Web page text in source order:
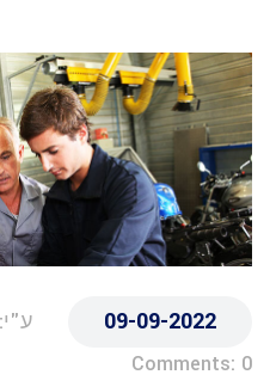
09-09-2022 ע"י: admin
Comments: 0